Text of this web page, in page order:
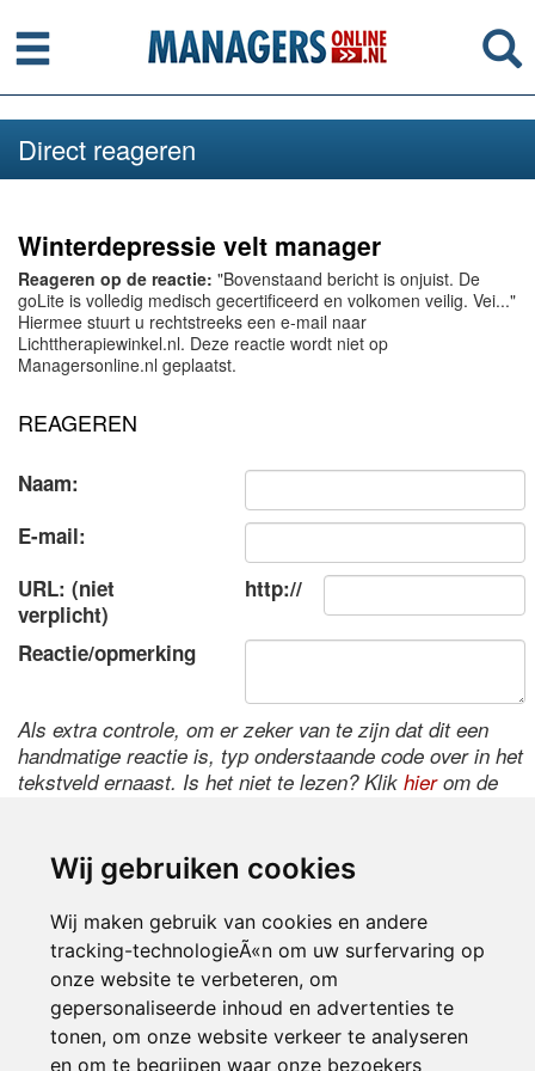
Wij gebruiken cookies
Wij maken gebruik van cookies en andere
tracking-technologieÃ«n om uw surfervaring op
onze website te verbeteren, om
gepersonaliseerde inhoud en advertenties te
tonen, om onze website verkeer te analyseren
en om te begrijpen waar onze bezoekers
Menu
Direct reageren
Winterdepressie velt manager
Reageren op de reactie: "Bovenstaand bericht is onjuist. De
goLite is volledig medisch gecertificeerd en volkomen veilig. Vei..."
Hiermee stuurt u rechtstreeks een e-mail naar
Lichttherapiewinkel.nl. Deze reactie wordt niet op
Managersonline.nl geplaatst.
REAGEREN
Naam:
E-mail:
URL: (niet
verplicht)
http://
Reactie/opmerking
Als extra controle, om er zeker van te zijn dat dit een
handmatige reactie is, typ onderstaande code over in het
tekstveld ernaast. Is het niet te lezen? Klik hierom de